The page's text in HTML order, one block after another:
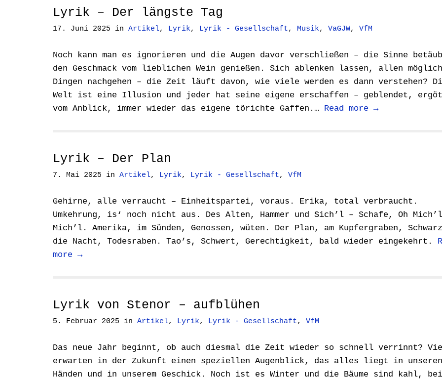
Lyrik – Der längste Tag
17. Juni 2025 in Artikel, Lyrik, Lyrik - Gesellschaft, Musik, VaGJW, VfM
Noch kann man es ignorieren und die Augen davor verschließen – die Sinne
den Geschmack vom lieblichen Wein genießen. Sich ablenken lassen, allen
Dingen nachgehen – die Zeit läuft davon, wie viele werden es dann verstehen?
Welt ist eine Illusion und jeder hat seine eigene erschaffen – geblendet,
vom Anblick, immer wieder das eigene törichte Gaffen.… Read more →
Lyrik – Der Plan
7. Mai 2025 in Artikel, Lyrik, Lyrik - Gesellschaft, VfM
Gehirne, alle verraucht – Einheitspartei, voraus. Erika, total verbraucht.
Umkehrung, is‘ noch nicht aus. Des Alten, Hammer und Sich’l – Schafe, Oh
Mich’l. Amerika, im Sünden, Genossen, wüten. Der Plan, am Kupfergraben,
die Nacht, Todesraben. Tao’s, Schwert, Gerechtigkeit, bald wieder eingekehrt.
more →
Lyrik von Stenor – aufblühen
5. Februar 2025 in Artikel, Lyrik, Lyrik - Gesellschaft, VfM
Das neue Jahr beginnt, ob auch diesmal die Zeit wieder so schnell verrinnt?
erwarten in der Zukunft einen speziellen Augenblick, das alles liegt in unseren
Händen und in unserem Geschick. Noch ist es Winter und die Bäume sind kahl,